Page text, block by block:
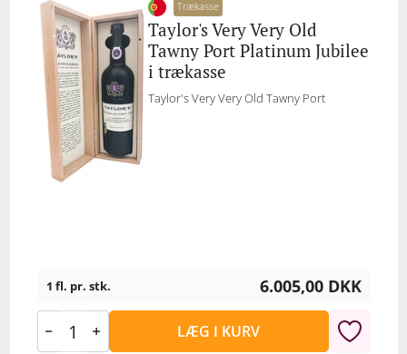
Trækasse
Taylor's Very Very Old
Tawny Port Platinum Jubilee
i trækasse
Taylor's Very Very Old Tawny Port
1 fl. pr. stk. 6.005,00 DKK
LÆG I KURV